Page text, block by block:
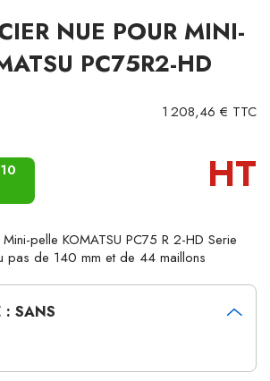
NUE POUR MINI-
PC75R2-HD
1 208,46 € TTC
HT
pelle KOMATSU PC75 R 2-HD Serie
pas de 140 mm et de 44 maillons
: SANS